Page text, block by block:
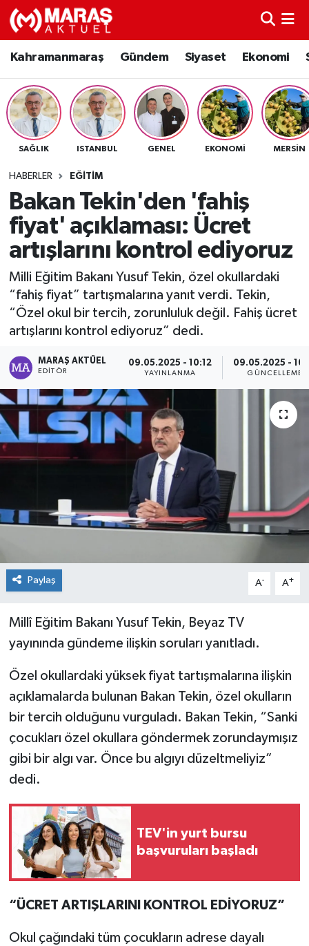
Kahramanmaraş Gündem Siyaset Ekonomi
SAĞLIK ISTANBUL GENEL EKONOMI MERSIN
HABERLER EĞITIM
Bakan Tekin'den 'fahiş
fiyat' açıklaması: Ücret
artışlarını kontrol ediyoruz
Milli Eğitim Bakanı Yusuf Tekin, özel okullardaki
“fahiş fiyat” tartışmalarına yanıt verdi. Tekin,
“Özel okul bir tercih, zorunluluk değil. Fahiş ücret
artışlarını kontrol ediyoruz” dedi.
MARAŞ AKTÜEL
EDITÖR
09.05.2025 - 10:12
YAYINLANMA
09.05.2025 -
GÜNCELLEME
Paylaş A- A+
Millî Eğitim Bakanı Yusuf Tekin, Beyaz TV
yayınında gündeme ilişkin soruları yanıtladı.
Özel okullardaki yüksek fiyat tartışmalarına ilişkin
açıklamalarda bulunan Bakan Tekin, özel okulların
bir tercih olduğunu vurguladı. Bakan Tekin, “Sanki
çocukları özel okullara göndermek zorundaymışız
gibi bir algı var. Önce bu algıyı düzeltmeliyiz”
dedi.
TEV'in yurt bursu
başvuruları başladı
“ÜCRET ARTIŞLARINI KONTROL EDİYORUZ”
Okul çağındaki tüm çocukların adrese dayalı
Kahramanmaraş
Gündem
Siyaset
Spor
Sağlık
Teknoloji
Eğitim
Dünya
Kültür Sanat
Nöbetçi Eczaneler
Hava Durumu
Namaz Vakitleri
TFF 3.Lig 4.Grup Puan Durumu ve Fikstür
Tüm Manşetler
Son Dakika Haberleri
Haber Arşivi